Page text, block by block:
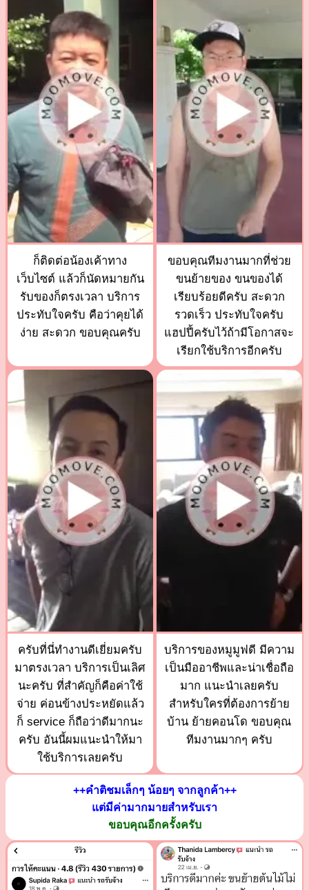
ก็ติดต่อน้องเค้าทาง
เว็บไซต์ แล้วก็นัดหมายกัน
รับของก็ตรงเวลา บริการ
ประทับใจครับ คือว่าคุยได้
ง่าย สะดวก ขอบคุณครับ
ขอบคุณทีมงานมากที่ช่วย
ขนย้ายของ ขนของได้
เรียบร้อยดีครับ สะดวก
รวดเร็ว ประทับใจครับ
แฮปปี้ครับไว้ถ้ามีโอกาสจะ
เรียกใช้บริการอีกครับ
ครับที่นี่ทำงานดีเยี่ยมครับ
มาตรงเวลา บริการเป็นเลิศ
นะครับ ที่สำคัญก็คือค่าใช้
จ่าย ค่อนข้างประหยัดแล้ว
ก็ service ก็ถือว่าดีมากนะ
ครับ อันนี้ผมแนะนำให้มา
ใช้บริการเลยครับ
บริการของหมูมูฟดี มีความ
เป็นมืออาชีพและน่าเชื่อถือ
มาก แนะนำเลยครับ
สำหรับใครที่ต้องการย้าย
บ้าน ย้ายคอนโด ขอบคุณ
ทีมงานมากๆ ครับ
++คำติชมเล็กๆ น้อยๆ จากลูกค้า++
แต่มีค่ามากมายสำหรับเรา
ขอบคุณอีกครั้งครับ